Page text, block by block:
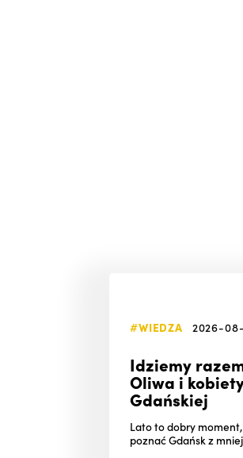
#WIEDZA 2026-
Idziemy
Oliwa i
Gdańskiej
Lato to dobry
poznać Gdańsk z